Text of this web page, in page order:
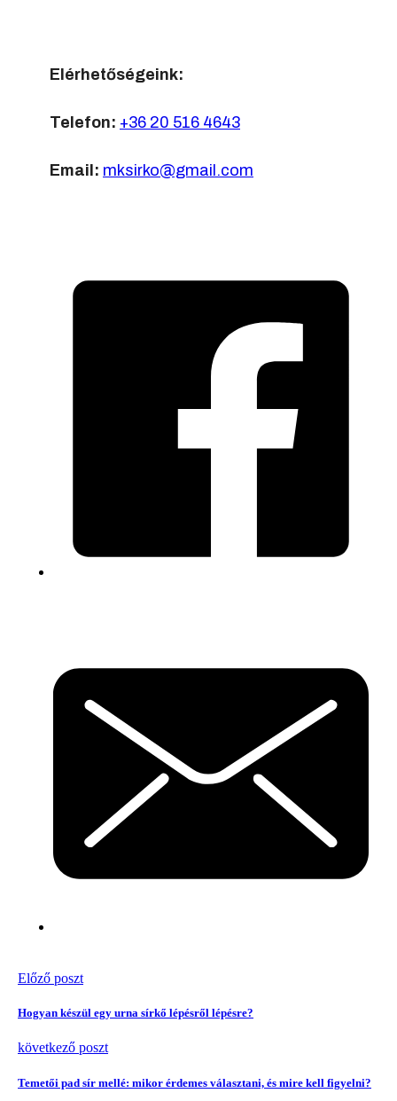
Elérhetőségeink:
Telefon: +36 20 516 4643
Email: mksirko@gmail.com
Előző poszt
Hogyan készül egy urna sírkő lépésről lépésre?
következő poszt
Temetői pad sír mellé: mikor érdemes választani, és mire kell figyelni?